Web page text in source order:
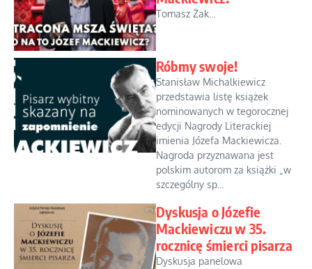
Tomasz Żak...
Róbmy swoje!
Stanisław Michalkiewicz
przedstawia listę książek
nominowanych w tegorocznej
edycji Nagrody Literackiej
imienia Józefa Mackiewicza.
Nagroda przyznawana jest
polskim autorom za książki „w
szczególny sp...
Dyskusja o Józefie
Mackiewiczu w 35.
rocznicę śmierci pisarza
Dyskusja panelowa